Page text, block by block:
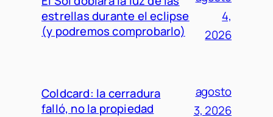
estrellas durante el eclipse
(y podremos comprobarlo)
4,
2026
Coldcard: la cerradura
falló, no la propiedad
agosto
3, 2026